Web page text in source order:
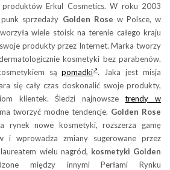
Erkul Cosmetics. W roku 2003
sprzedaży Golden Rose w Polsce, w
wiele stoisk na terenie całego kraju
swoje produkty przez Internet. Marka tworzy
kosmetyki bez parabenów.
sąpomadki . Jaka jest misja
się cały czas doskonalić swoje produkty,
klientek. Śledzi najnowszetrendy w
tworzyć modne tendencje. Golden Rose
rynek nowe kosmetyki, rozszerza gamę
i wprowadza zmiany sugerowane przez
wielu nagród, kosmetyki Golden
między innymi Perłami Rynku